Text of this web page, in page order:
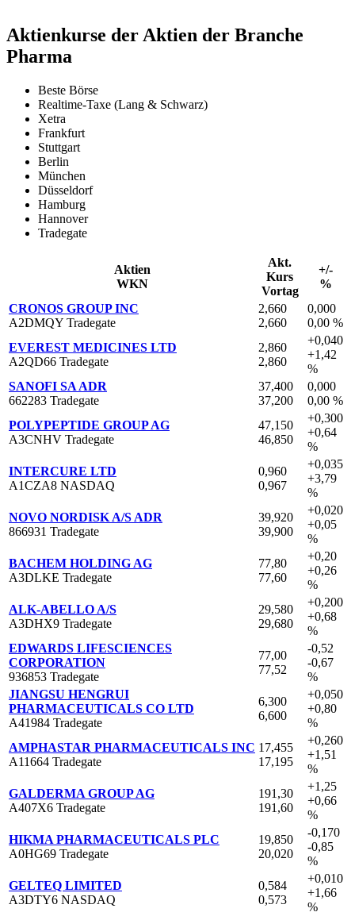
Aktienkurse der Aktien der Branche
Pharma
Beste Börse
Realtime-Taxe (Lang & Schwarz)
Xetra
Frankfurt
Stuttgart
Berlin
München
Düsseldorf
Hamburg
Hannover
Tradegate
Aktien
WKN
Akt.
Kurs
Vortag
+/-
%
CRONOS GROUP INC
A2DMQY Tradegate
2,660
2,660
0,000
0,00 %
EVEREST MEDICINES LTD
A2QD66 Tradegate
2,860
2,860
+0,040
+1,42
%
SANOFI SA ADR
662283 Tradegate
37,400
37,200
0,000
0,00 %
POLYPEPTIDE GROUP AG
A3CNHV Tradegate
47,150
46,850
+0,300
+0,64
%
INTERCURE LTD
A1CZA8 NASDAQ
0,960
0,967
+0,035
+3,79
%
NOVO NORDISK A/S ADR
866931 Tradegate
39,920
39,900
+0,020
+0,05
%
BACHEM HOLDING AG
A3DLKE Tradegate
77,80
77,60
+0,20
+0,26
%
ALK-ABELLO A/S
A3DHX9 Tradegate
29,580
29,680
+0,200
+0,68
%
EDWARDS LIFESCIENCES
CORPORATION
936853 Tradegate
77,00
77,52
-0,52
-0,67
%
JIANGSU HENGRUI
PHARMACEUTICALS CO LTD
A41984 Tradegate
6,300
6,600
+0,050
+0,80
%
AMPHASTAR PHARMACEUTICALS INC
A11664 Tradegate
17,455
17,195
+0,260
+1,51
%
GALDERMA GROUP AG
A407X6 Tradegate
191,30
191,60
+1,25
+0,66
%
HIKMA PHARMACEUTICALS PLC
A0HG69 Tradegate
19,850
20,020
-0,170
-0,85
%
GELTEQ LIMITED
A3DTY6 NASDAQ
0,584
0,573
+0,010
+1,66
%